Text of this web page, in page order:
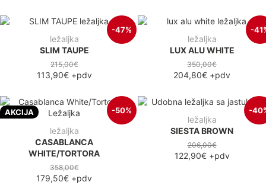
-47%
ležaljka
SLIM TAUPE
215,00€
113,90€+pdv
-
ležaljka
LUX ALU WHITE
350,00€
204,80€ +pdv
AKCIJA -50%
ležaljka
CASABLANCA
WHITE/TORTORA
358,00€
179,50€ +pdv
-
ležaljka
SIESTA BROWN
206,00€
122,90€+pdv